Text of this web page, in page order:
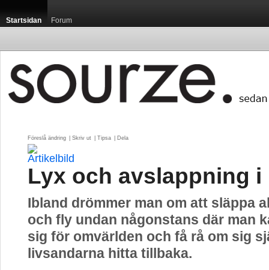
Startsidan Forum
Föreslå ändring Skriv ut Tipsa Dela
Lyx och avslappning i
Ibland drömmer man om att släppa
och fly undan någonstans där man
sig för omvärlden och få rå om sig
livsandarna hitta tillbaka.